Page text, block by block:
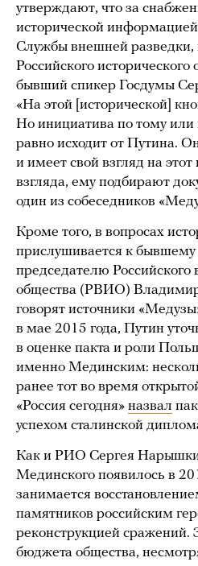
утверждают, что за
исторической информацией
Службы внешней разведки,
Российского
бывший спикер Госдумы
«На этой [исторической]
Но инициатива по тому или
равно исходит от Путина.
и имеет свой взгляд на этот
взгляда, ему подбирают
один из собеседников
Кроме того, в вопросах
прислушивается к бывшему
председателю Российского
общества (РВИО)
говорят источники
в мае 2015 года, Путин
в оценке пакта и роли
именно Мединским:
ранее тот во время
«Россия сегодня» назвал
успехом сталинской
Как и РИО Сергея
Мединского появилось в
занимается
памятников российским
реконструкцией сражений.
бюджета общества,